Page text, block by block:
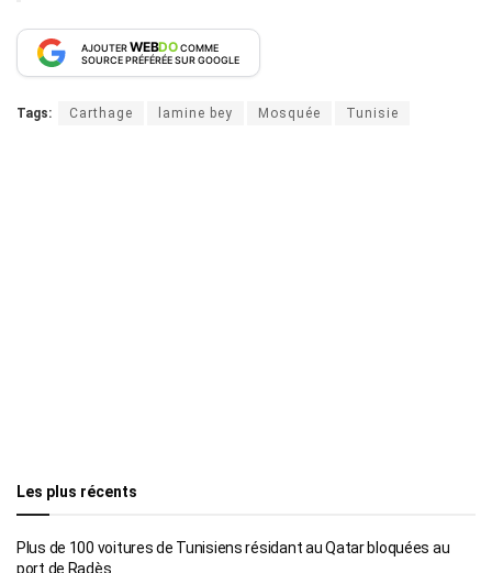
AJOUTERWEBDOCOMME
SOURCE PRÉFÉRÉE SUR GOOGLE
Tags: Carthage lamine bey Mosquée Tunisie
Les plus récents
Plus de 100 voitures de Tunisiens résidant au Qatar bloquées au
port de Radès